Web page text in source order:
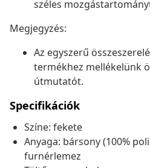
széles
Megjegyzés:
Az egyszerű
termékhez mellékelünk
útmutatót.
Specifikációk
Színe: fekete
Anyaga: bársony (100%
furnérlemez